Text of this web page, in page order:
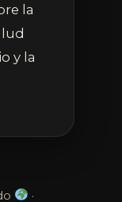
la
y la
·